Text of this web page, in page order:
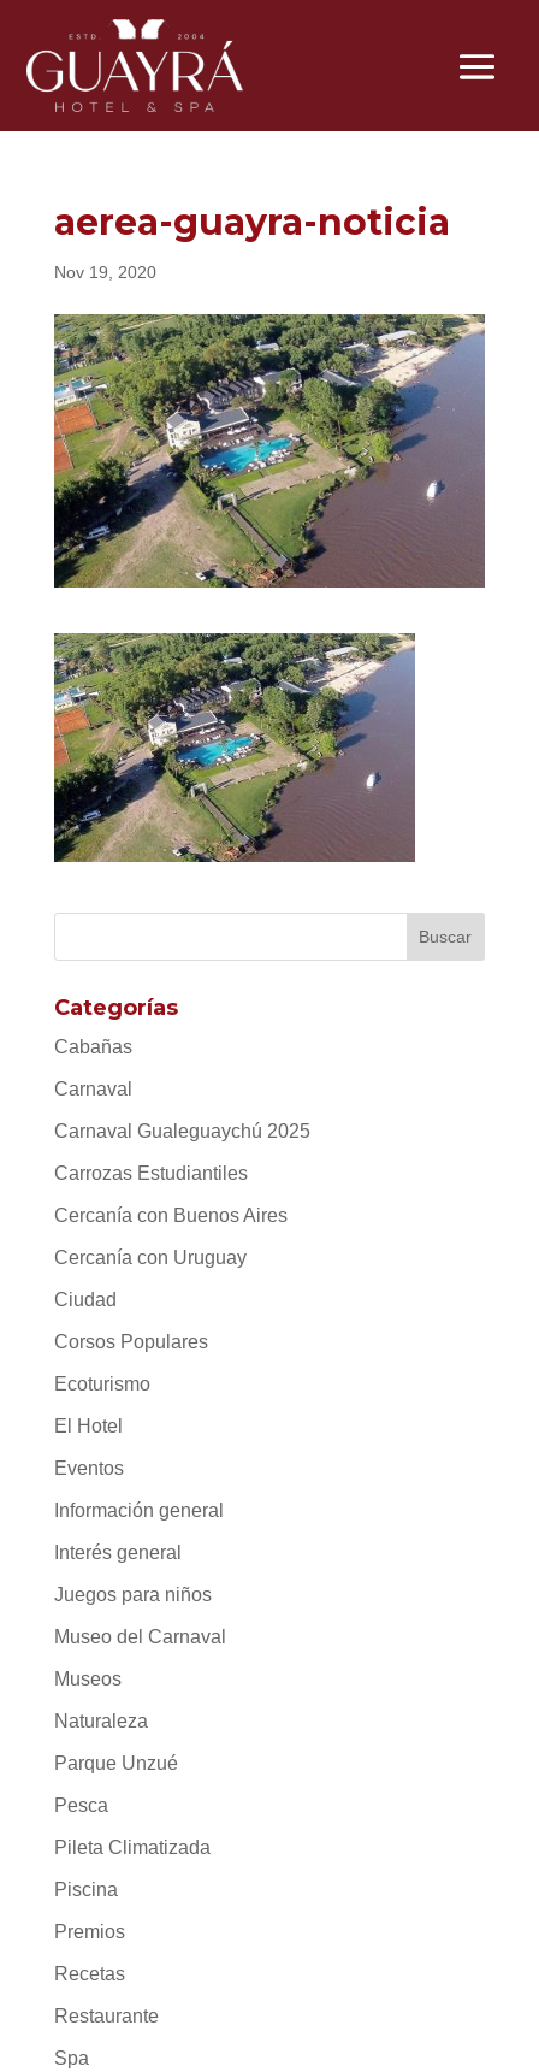
aerea-guayra-noticia
Nov 19, 2020
Categorías
Cabañas
Carnaval
Carnaval Gualeguaychú 2025
Carrozas Estudiantiles
Cercanía con Buenos Aires
Cercanía con Uruguay
Ciudad
Corsos Populares
Ecoturismo
El Hotel
Eventos
Información general
Interés general
Juegos para niños
Museo del Carnaval
Museos
Naturaleza
Parque Unzué
Pesca
Pileta Climatizada
Piscina
Premios
Recetas
Restaurante
Spa